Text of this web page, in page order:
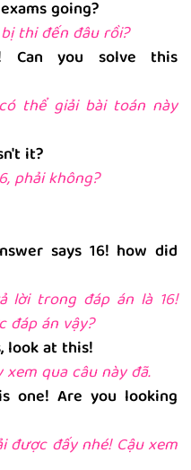
going?
thi đến đâu rồi?
Can you solve this
thể giải bài toán này
it?
phải không?
says 16! how did
lời trong đáp án là 16!
đáp án vậy?
look at this!
qua câu này đã.
one! Are you looking
được đấy nhé! Cậu xem